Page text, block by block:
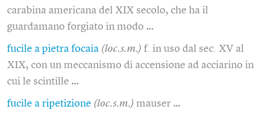
carabina americana del XIX secolo, che ha il
guardamano forgiato in modo …
fucile a pietra focaia (loc.s.m.) f. in uso dal sec. XV al
XIX, con un meccanismo di accensione ad acciarino in
cui le scintille …
fucile a ripetizione (loc.s.m.) mauser …